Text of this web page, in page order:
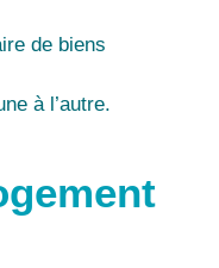
de biens
à l’autre.